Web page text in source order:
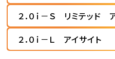
２．０ｉ－Ｓ リミテッド
２．０ｉ－Ｌ アイサイト